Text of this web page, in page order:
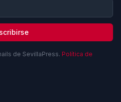
de SevillaPress. Política de